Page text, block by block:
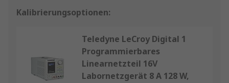
Kalibrierungsoptionen:
Teledyne LeCroy Digital 1
Programmierbares
Linearnetzteil 16V
Labornetzgerät 8 A 128 W,